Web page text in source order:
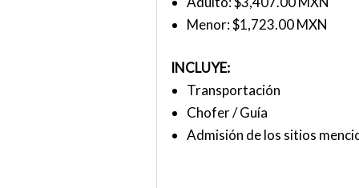
Menor: $1,723.00 MXN
INCLUYE:
Transportación
Chofer / Guía
Admisión de los sitios